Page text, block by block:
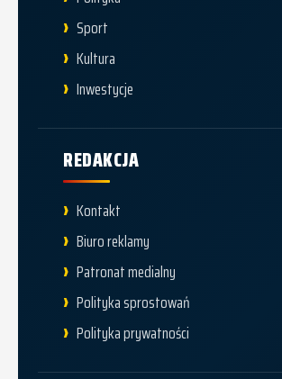
Sport
Kultura
Inwestycje
REDAKCJA
Kontakt
Biuro reklamy
Patronat medialny
Polityka sprostowań
Polityka prywatności